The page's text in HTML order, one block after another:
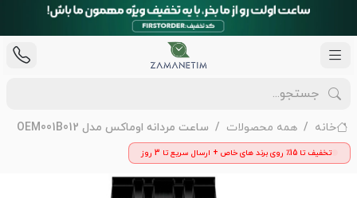
خانه همه محصولات ساعت مردانه اوماکس مدل OEM001B012
تخفیف تا 15٪ روی برند های خاص + ارسال سریع تا 3 روز